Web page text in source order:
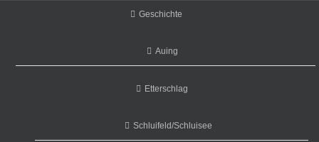
Geschichte
Auing
Etterschlag
Schluifeld/Schluisee